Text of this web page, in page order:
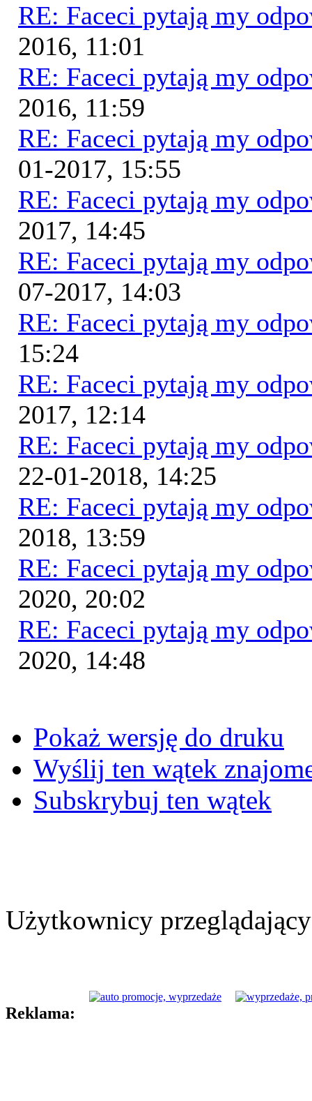
RE: Faceci pytają my
2016, 11:01
RE: Faceci pytają my
2016, 11:59
RE: Faceci pytają my
01-2017, 15:55
RE: Faceci pytają my
2017, 14:45
RE: Faceci pytają my
07-2017, 14:03
RE: Faceci pytają my
15:24
RE: Faceci pytają my
2017, 12:14
RE: Faceci pytają my
22-01-2018, 14:25
RE: Faceci pytają my
2018, 13:59
RE: Faceci pytają my
2020, 20:02
RE: Faceci pytają my
2020, 14:48
Pokaż wersję do druku
Wyślij ten wątek
Subskrybuj ten wątek
Użytkownicy
Reklama: